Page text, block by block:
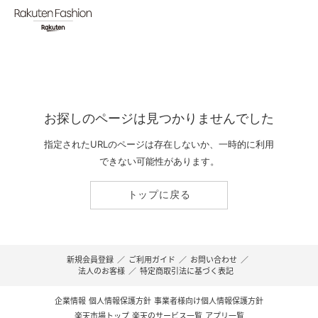
お探しのページは見つかりませんでした
指定されたURLのページは存在しないか、一時的に利用
できない可能性があります。
トップに戻る
新規会員登録 ／ ご利用ガイド ／ お問い合わせ ／
法人のお客様 ／ 特定商取引法に基づく表記
企業情報 個人情報保護方針 事業者様向け個人情報保護方針
楽天市場トップ 楽天のサービス一覧 アプリ一覧